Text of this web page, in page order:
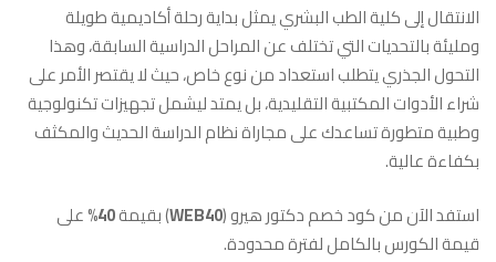
الانتقال إلى كلية الطب البشري يمثل بداية رحلة أكاديمية طويلة
ومليئة بالتحديات التي تختلف عن المراحل الدراسية السابقة، وهذا
التحول الجذري يتطلب استعداد من نوع خاص، حيث لا يقتصر الأمر على
شراء الأدوات المكتبية التقليدية، بل يمتد ليشمل تجهيزات تكنولوجية
وطبية متطورة تساعدك على مجاراة نظام الدراسة الحديث والمكثف
بكفاءة عالية.
استفد الآن من كود خصم دكتور هيرو (WEB40) بقيمة40% على
قيمة الكورس بالكامل لفترة محدودة.